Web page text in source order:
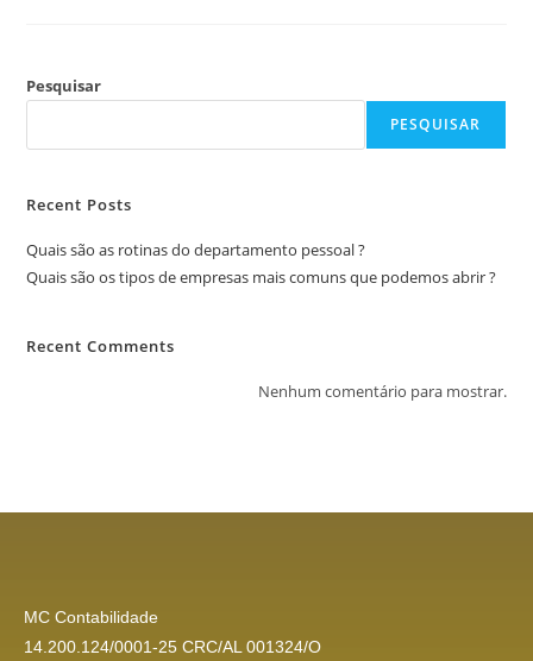
Pesquisar
PESQUISAR
Recent Posts
Quais são as rotinas do departamento pessoal ?
Quais são os tipos de empresas mais comuns que podemos abrir ?
Recent Comments
Nenhum comentário para mostrar.
MC Contabilidade
14.200.124/0001-25 CRC/AL 001324/O